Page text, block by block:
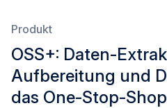
Produkt
OSS+: Daten-
Aufbereitung und
das One-Stop-